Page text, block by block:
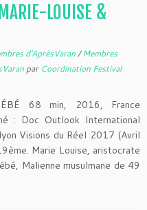
LOUISE &
d'AprèsVaran/Membres
par Coordination Festival
68 min, 2016, France
: Doc Outlook International
Visions du Réel 2017 (Avril
Marie Louise, aristocrate
Malienne musulmane de 49